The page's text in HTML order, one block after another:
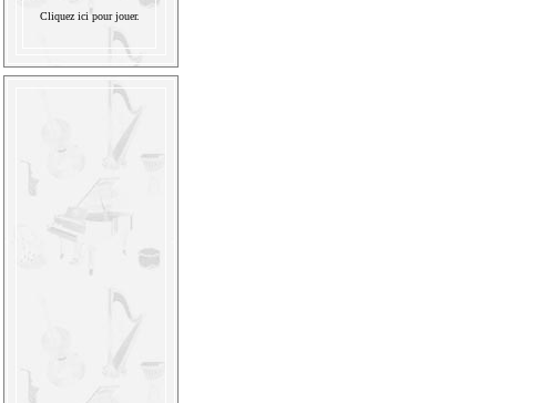
Cliquez ici pour jouer.